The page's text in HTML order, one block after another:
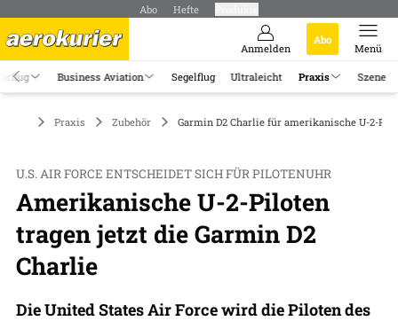
Abo Hefte
Anmelden
Abo
Menü
Business Aviation Segelflug Ultraleicht Praxis Szene
Praxis Zubehör Garmin D2 Charlie für amerikanische U-2-
U.S. AIR FORCE ENTSCHEIDET SICH FÜR PILOTENUHR
Amerikanische U-2-Piloten
tragen jetzt die Garmin D2
Charlie
Die United States Air Force wird die Piloten des